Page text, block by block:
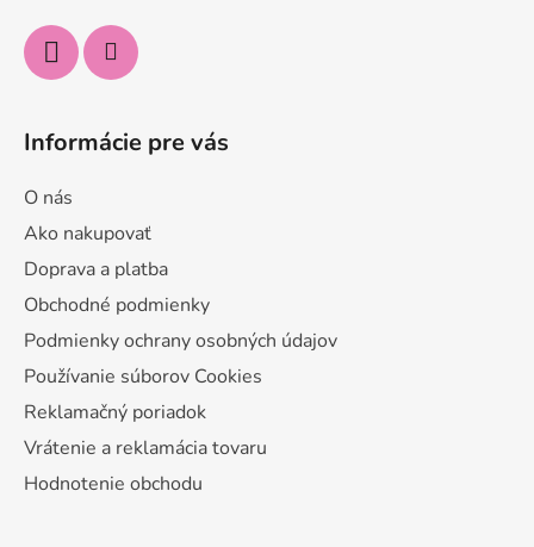
Informácie pre vás
O nás
Ako nakupovať
Doprava a platba
Obchodné podmienky
Podmienky ochrany osobných údajov
Používanie súborov Cookies
Reklamačný poriadok
Vrátenie a reklamácia tovaru
Hodnotenie obchodu